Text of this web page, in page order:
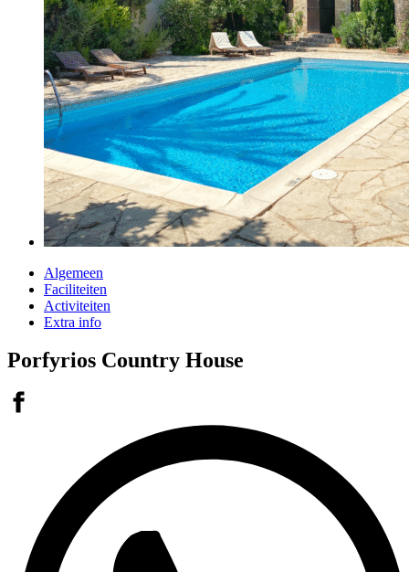
Algemeen
Faciliteiten
Activiteiten
Extra info
Porfyrios Country House